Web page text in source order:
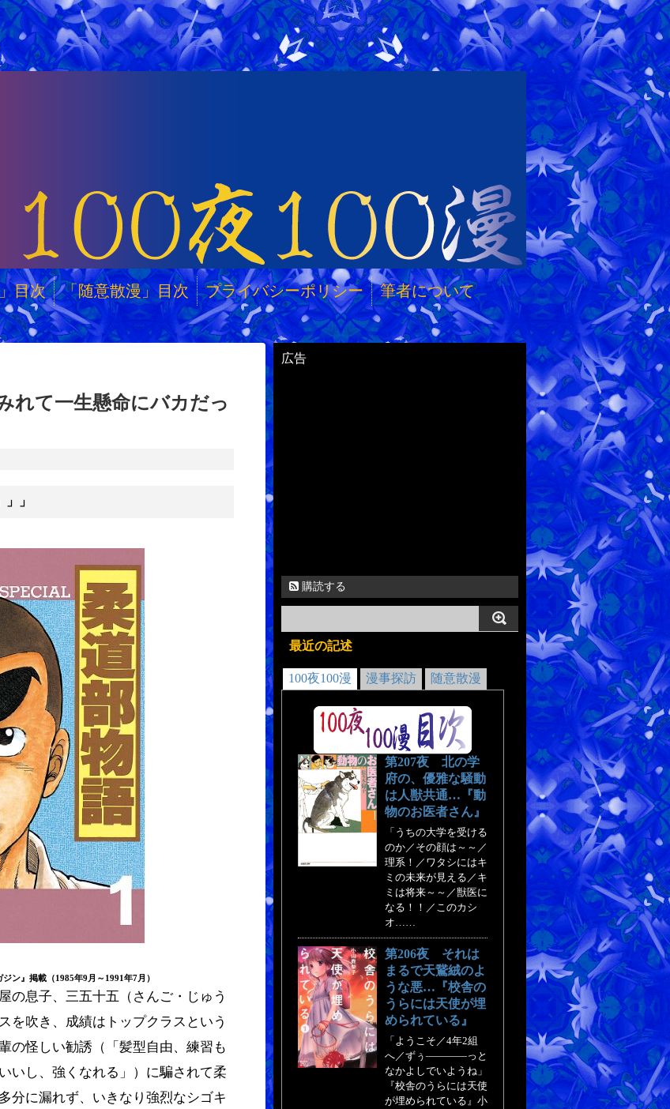
目次 「随意散漫」目次 プライバシーポリシー
筆者について
れて一生懸命にバカだっ
」
ン』掲載（1985年9月～1991年7月）
息子、三五十五（さんご・じゅう
を吹き、成績はトップクラスという
の怪しい勧誘（「髪型自由、練習も
いし、強くなれる」）に騙されて柔
分に漏れず、いきなり強烈なシゴキ
広告
購読する
最近の記述
100夜100漫 漫事探訪 随意散漫
第207夜 北の学
府の、優雅な騒動
は人獣共通…『動
物のお医者さん』
「うちの大学を受ける
のか／その顔は～～／
理系！／ワタシにはキ
ミの未来が見える／キ
ミは将来～～／獣医に
なる！！／このカシ
オ……
第206夜 それは
まるで天鵞絨のよ
うな悪…『校舎の
うらには天使が埋
められている』
「ようこそ／4年2組
へ／ずぅ――――っと
なかよしでいようね」
『校舎のうらには天使
が埋められている』小